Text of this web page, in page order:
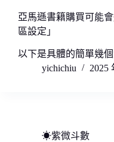
亞馬遜書籍購買可能
區設定」
以下是具體的簡單幾
yichichiu
2025
☀紫微斗數